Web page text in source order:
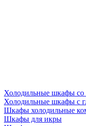
Холодильные шкафы со
Холодильные шкафы с
Шкафы холодильные
Шкафы для икры